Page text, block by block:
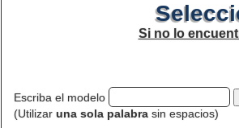
Si no lo
Escriba el modelo
(Utilizar una sola palabra sin espacios)